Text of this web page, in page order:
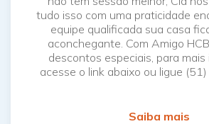
tudo isso com uma praticidade
equipe qualificada sua casa
aconchegante. Com Amigo
descontos especiais, para
acesse o link abaixo ou ligue
Saiba mais